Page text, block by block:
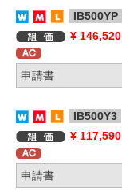
IB500YP
¥ 146,520
IB500Y3
¥ 117,590